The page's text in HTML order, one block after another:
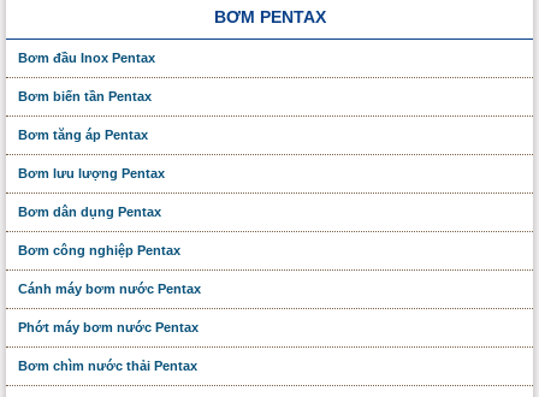
BƠM PENTAX
Bơm đầu Inox Pentax
Bơm biến tần Pentax
Bơm tăng áp Pentax
Bơm lưu lượng Pentax
Bơm dân dụng Pentax
Bơm công nghiệp Pentax
Cánh máy bơm nước Pentax
Phớt máy bơm nước Pentax
Bơm chìm nước thải Pentax